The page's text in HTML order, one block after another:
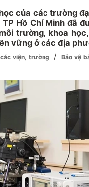
của các trường
Hồ Chí Minh đã
trường, khoa
vững ở các địa
viện, trường /
Bảo vệ